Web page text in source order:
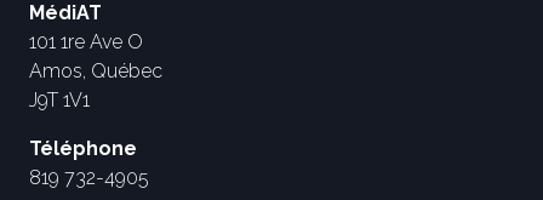
MédiAT
101 1re Ave O
Amos, Québec
J9T 1V1
Téléphone
819 732-4905